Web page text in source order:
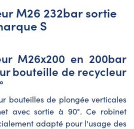
M26 232bar sortie
S
M26x200 en 200bar
bouteille de recycleur
bouteilles de plongée verticales
avec sortie à 90°. Ce robinet
adapté pour l'usage des